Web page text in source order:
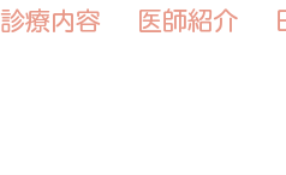
診療内容 医師紹介